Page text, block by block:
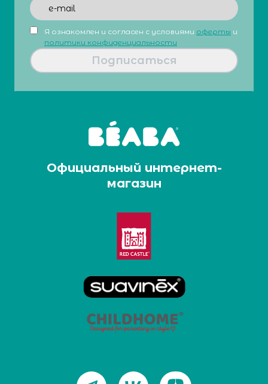
Я ознакомлен и согласен с условиями оферты и
политики конфиденциальности
Подписаться
Официальный интернет-
магазин